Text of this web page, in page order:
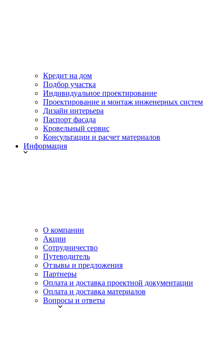
Кредит на дом
Подбор участка
Индивидуальное проектирование
Проектирование и монтаж инженерных систем
Дизайн интерьера
Паспорт фасада
Кровельный сервис
Консультации и расчет материалов
Информация
О компании
Акции
Сотрудничество
Путеводитель
Отзывы и предложения
Партнеры
Оплата и доставка проектной документации
Оплата и доставка материалов
Вопросы и ответы